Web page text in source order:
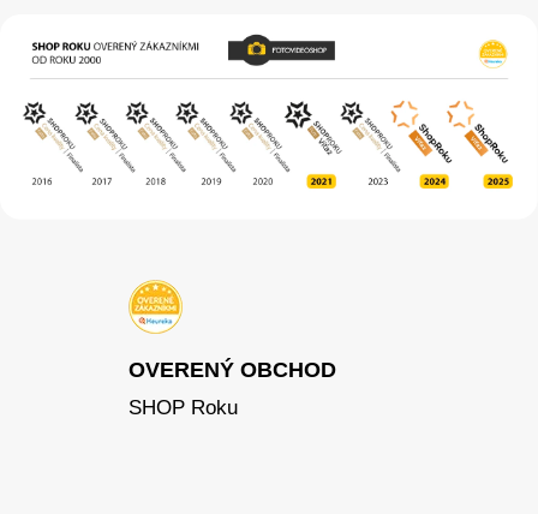
OVERENÝ OBCHOD
SHOP Roku